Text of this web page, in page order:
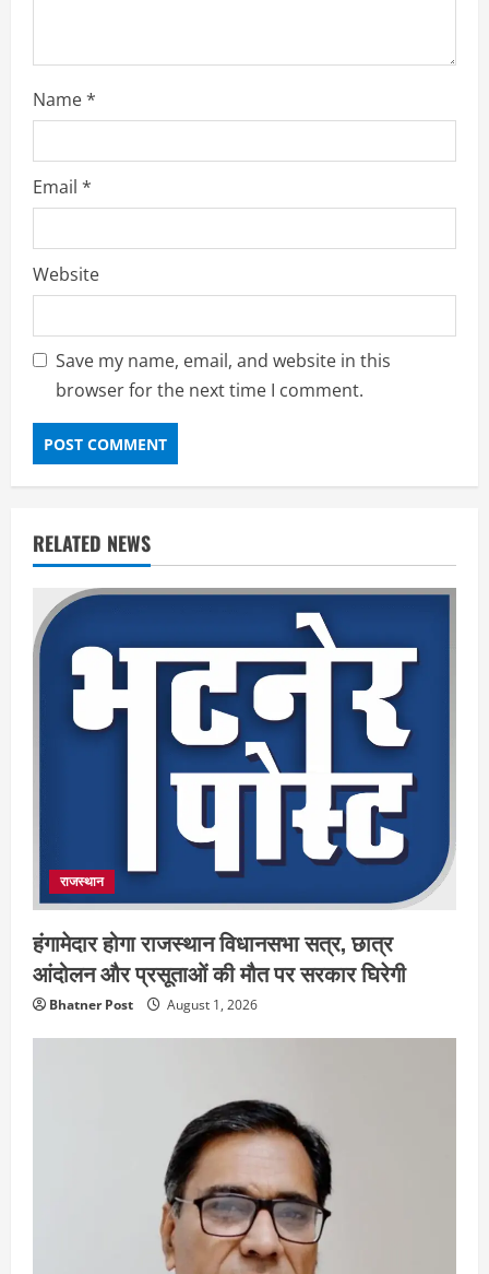
Name*
Email *
Website
Save my name, email, and website in this
browser for the next time I comment.
RELATED NEWS
राजस्थान
हंगामेदार होगा राजस्थान विधानसभा सत्र, छात्र
आंदोलन और प्रसूताओं की मौत पर सरकार घिरेगी
Bhatner Post August 1, 2026